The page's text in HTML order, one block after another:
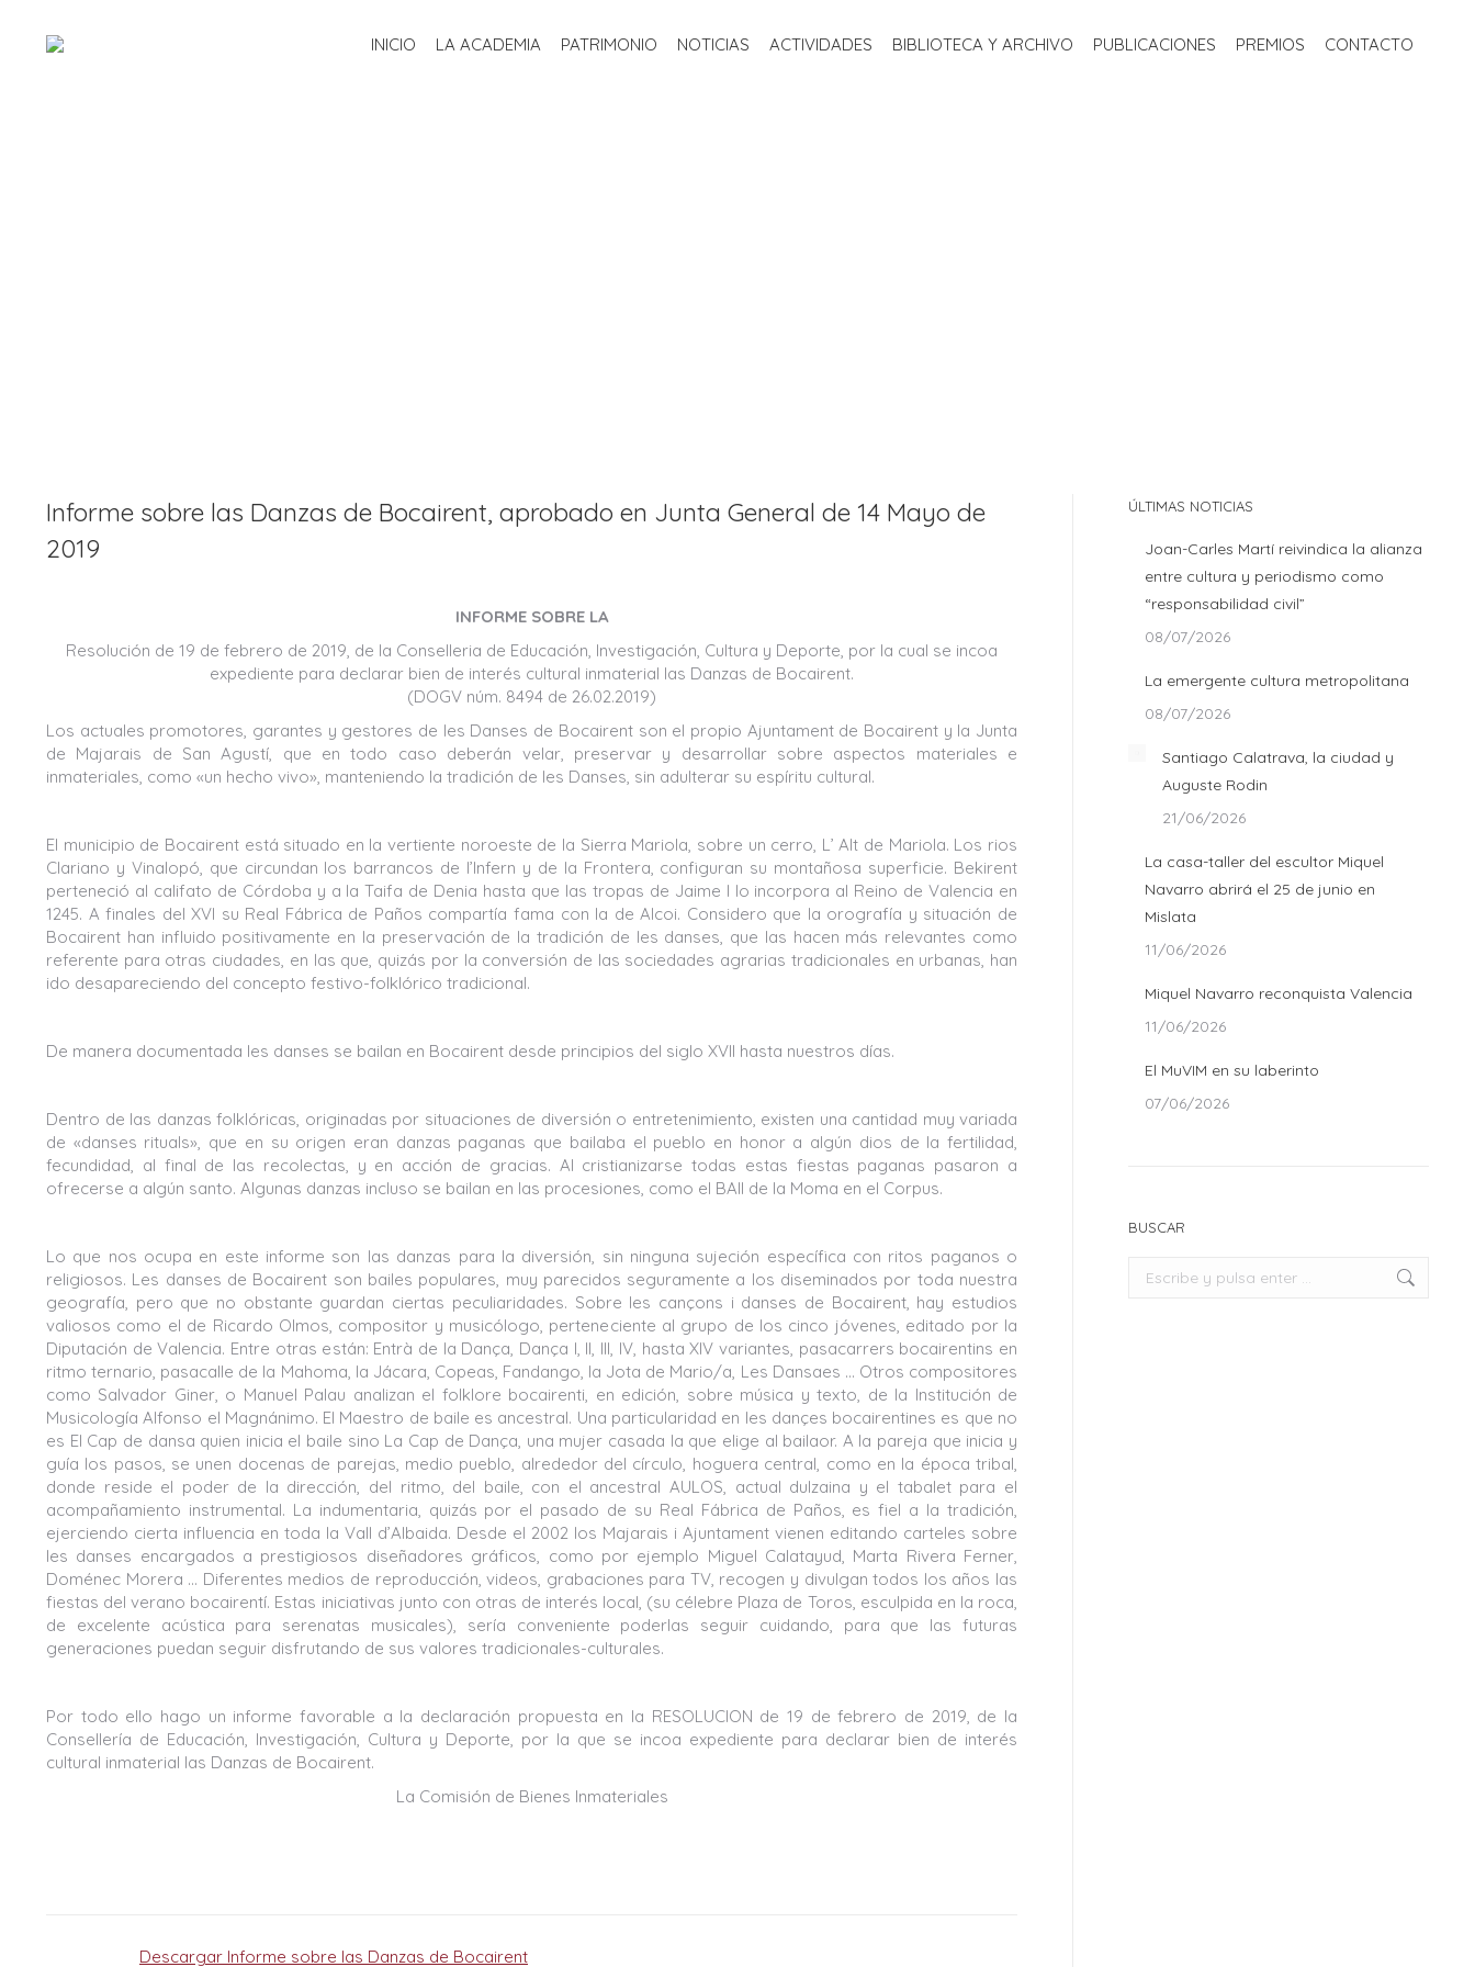
INICIO LA ACADEMIA PATRIMONIO NOTICIAS ACTIVIDADES BIBLIOTECA Y ARCHIVO PUBLICACIONES PREMIOS CONTACTO
Informe sobre las Danzas de Bocairent, aprobado en Junta General de 14 Mayo de
2019
INFORME SOBRE LA
Resolución de 19 de febrero de 2019, de la Conselleria de Educación, Investigación, Cultura y Deporte, por la cual se incoa
expediente para declarar bien de interés cultural inmaterial las Danzas de Bocairent.
(DOGV núm. 8494 de 26.02.2019)
Los actuales promotores, garantes y gestores de les Danses de Bocairent son el propio Ajuntament de Bocairent y la Junta
de Majarais de San Agustí, que en todo caso deberán velar, preservar y desarrollar sobre aspectos materiales e
inmateriales, como «un hecho vivo», manteniendo la tradición de les Danses, sin adulterar su espíritu cultural.
El municipio de Bocairent está situado en la vertiente noroeste de la Sierra Mariola, sobre un cerro, L’ Alt de Mariola. Los rios
Clariano y Vinalopó, que circundan los barrancos de l’lnfern y de la Frontera, configuran su montañosa superficie. Bekirent
perteneció al califato de Córdoba y a la Taifa de Denia hasta que las tropas de Jaime I lo incorpora al Reino de Valencia en
1245. A finales del XVI su Real Fábrica de Paños compartía fama con la de Alcoi. Considero que la orografía y situación de
Bocairent han influido positivamente en la preservación de la tradición de les danses, que las hacen más relevantes como
referente para otras ciudades, en las que, quizás por la conversión de las sociedades agrarias tradicionales en urbanas, han
ido desapareciendo del concepto festivo-folklórico tradicional.
De manera documentada les danses se bailan en Bocairent desde principios del siglo XVII hasta nuestros días.
Dentro de las danzas folklóricas, originadas por situaciones de diversión o entretenimiento, existen una cantidad muy variada
de «danses rituals», que en su origen eran danzas paganas que bailaba el pueblo en honor a algún dios de la fertilidad,
fecundidad, al final de las recolectas, y en acción de gracias. Al cristianizarse todas estas fiestas paganas pasaron a
ofrecerse a algún santo. Algunas danzas incluso se bailan en las procesiones, como el BAII de la Moma en el Corpus.
Lo que nos ocupa en este informe son las danzas para la diversión, sin ninguna sujeción específica con ritos paganos o
religiosos. Les danses de Bocairent son bailes populares, muy parecidos seguramente a los diseminados por toda nuestra
geografía, pero que no obstante guardan ciertas peculiaridades. Sobre les cançons i danses de Bocairent, hay estudios
valiosos como el de Ricardo Olmos, compositor y musicólogo, perteneciente al grupo de los cinco jóvenes, editado por la
Diputación de Valencia. Entre otras están: Entrà de la Dança, Dança I, II, III, IV, hasta XIV variantes, pasacarrers bocairentins en
ritmo ternario, pasacalle de la Mahoma, la Jácara, Copeas, Fandango, la Jota de Mario/a, Les Dansaes … Otros compositores
como Salvador Giner, o Manuel Palau analizan el folklore bocairenti, en edición, sobre música y texto, de la Institución de
Musicología Alfonso el Magnánimo. El Maestro de baile es ancestral. Una particularidad en les dançes bocairentines es que no
es El Cap de dansa quien inicia el baile sino La Cap de Dança, una mujer casada la que elige al bailaor. A la pareja que inicia y
guía los pasos, se unen docenas de parejas, medio pueblo, alrededor del círculo, hoguera central, como en la época tribal,
donde reside el poder de la dirección, del ritmo, del baile, con el ancestral AULOS, actual dulzaina y el tabalet para el
acompañamiento instrumental. La indumentaria, quizás por el pasado de su Real Fábrica de Paños, es fiel a la tradición,
ejerciendo cierta influencia en toda la Vall d’Albaida. Desde el 2002 los Majarais i Ajuntament vienen editando carteles sobre
les danses encargados a prestigiosos diseñadores gráficos, como por ejemplo Miguel Calatayud, Marta Rivera Ferner,
Doménec Morera … Diferentes medios de reproducción, videos, grabaciones para TV, recogen y divulgan todos los años las
fiestas del verano bocairentí. Estas iniciativas junto con otras de interés local, (su célebre Plaza de Toros, esculpida en la roca,
de excelente acústica para serenatas musicales), sería conveniente poderlas seguir cuidando, para que las futuras
generaciones puedan seguir disfrutando de sus valores tradicionales-culturales.
Por todo ello hago un informe favorable a la declaración propuesta en la RESOLUCION de 19 de febrero de 2019, de la
Consellería de Educación, Investigación, Cultura y Deporte, por la que se incoa expediente para declarar bien de interés
cultural inmaterial las Danzas de Bocairent.
La Comisión de Bienes Inmateriales
Descargar Informe sobre las Danzas de Bocairent
ÚLTIMAS NOTICIAS
Joan-Carles Martí reivindica la alianza
entre cultura y periodismo como
“responsabilidad civil”
08/07/2026
La emergente cultura metropolitana
08/07/2026
Santiago Calatrava, la ciudad y
Auguste Rodin
21/06/2026
La casa-taller del escultor Miquel
Navarro abrirá el 25 de junio en
Mislata
11/06/2026
Miquel Navarro reconquista Valencia
11/06/2026
El MuVIM en su laberinto
07/06/2026
BUSCAR
Buscar:
INICIO LA ACADEMIA PATRIMONIO NOTICIAS ACTIVIDADES BIBLIOTECA Y ARCHIVO PUBLICACIONES PREMIOS